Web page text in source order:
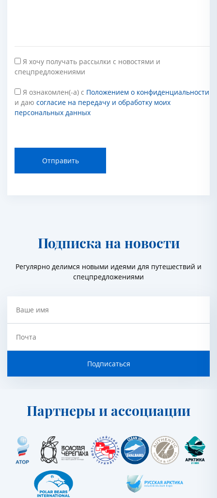
Я хочу получать рассылки с новостями и
спецпредложениями
Я ознакомлен(-а) с Положением о конфиденциальности
и даю согласие на передачу и обработку моих
персональных данных
Отправить
Подписка на новости
Регулярно делимся новыми идеями для путешествий и
спецпредложениями
Ваше имя
Почта
Подписаться
Партнеры и ассоциации